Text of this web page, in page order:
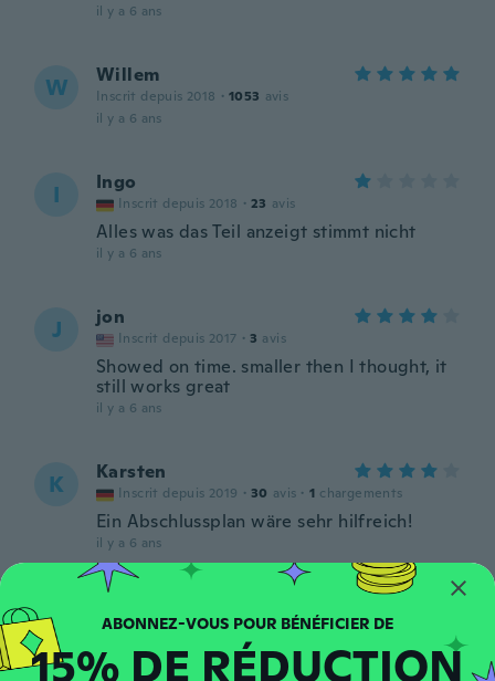
il y a 6 ans
W Willem
Inscrit depuis 2018 · 1053 avis
il y a 6 ans
I Ingo
Inscrit depuis 2018 · 23 avis
Alles was das Teil anzeigt stimmt nicht
il y a 6 ans
J jon
Inscrit depuis 2017 · 3 avis
Showed on time. smaller then I thought, it
still works great
il y a 6 ans
K Karsten
Inscrit depuis 2019 · 30 avis · 1 chargements
Ein Abschlussplan wäre sehr hilfreich!
il y a 6 ans
A Inscrit depuis 2016 · 24 avis
Just what i ordered
15% DE RÉDUCTION